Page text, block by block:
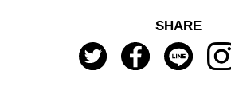
SHARE